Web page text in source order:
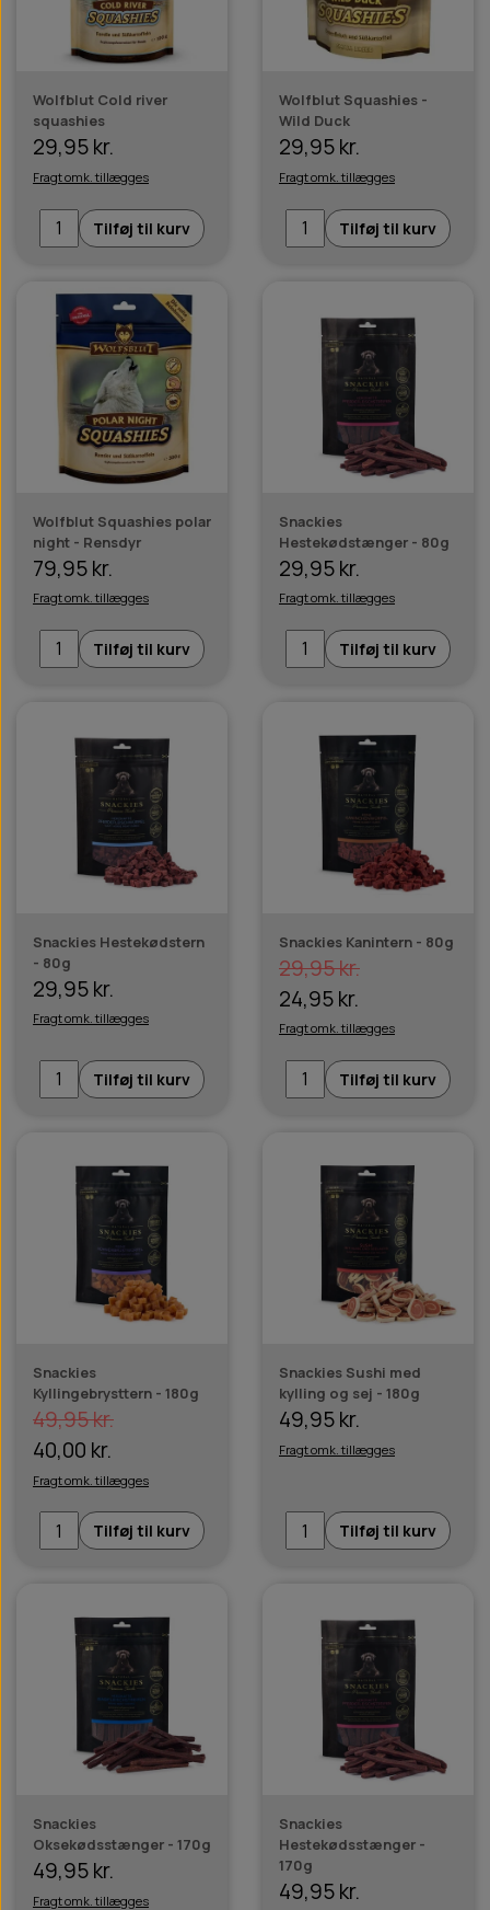
Wolfblut Cold river
squashies
29,95 kr.
Fragt omk. tillægges
Tilføj til kurv
Wolfblut Squashies -
Wild Duck
29,95 kr.
Fragt omk. tillægges
Tilføj til kurv
Wolfblut Squashies polar
night - Rensdyr
79,95 kr.
Fragt omk. tillægges
Tilføj til kurv
Snackies
Hestekødstænger - 80g
29,95 kr.
Fragt omk. tillægges
Tilføj til kurv
Snackies Hestekødstern
- 80g
29,95 kr.
Fragt omk. tillægges
Tilføj til kurv
Snackies Kanintern - 80g
29,95 kr.
24,95 kr.
Fragt omk. tillægges
Tilføj til kurv
Snackies
Kyllingebrysttern - 180g
49,95 kr.
40,00 kr.
Fragt omk. tillægges
Tilføj til kurv
Snackies Sushi med
kylling og sej - 180g
49,95 kr.
Fragt omk. tillægges
Tilføj til kurv
Snackies
Oksekødsstænger - 170g
49,95 kr.
Fragt omk. tillægges
Snackies
Hestekødsstænger -
170g
49,95 kr.